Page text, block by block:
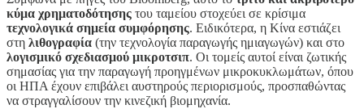
κύμα χρηματοδότησης του ταμείου στοχεύει σε κρίσιμα
τεχνολογικά σημεία συμφόρησης. Ειδικότερα, η Κίνα εστιάζει
στη λιθογραφία (την τεχνολογία παραγωγής ημιαγωγών) και στο
λογισμικό σχεδιασμού μικροτσιπ. Οι τομείς αυτοί είναι ζωτικής
σημασίας για την παραγωγή προηγμένων μικροκυκλωμάτων, όπου
οι ΗΠΑ έχουν επιβάλει αυστηρούς περιορισμούς, προσπαθώντας
να στραγγαλίσουν την κινεζική βιομηχανία.